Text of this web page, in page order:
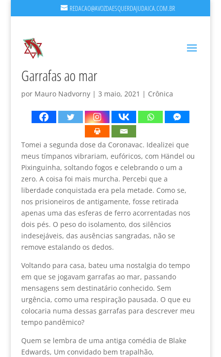
REDACAO@AVOZDAESQUERDAJUDAICA.COM.BR
Garrafas ao mar
por Mauro Nadvorny| 3 maio, 2021 | Crônica
Tomei a segunda dose da Coronavac. Idealizei que
meus tímpanos vibrariam, eufóricos, com Händel ou
Pixinguinha, soltando fogos e celebrando o um a
zero. A coisa foi mais murcha. Percebi que a
liberdade conquistada era pela metade. Como se,
nos prisioneiros de antigamente, fosse retirada
apenas uma das esferas de ferro acorrentadas nos
dois pés. O peso do isolamento, dos silêncios
indesejáveis, das ausências sangradas, não se
remove estalando os dedos.
Voltando para casa, bateu uma nostalgia do tempo
em que se jogavam garrafas ao mar, passando
mensagens sem destinatário conhecido. Sem
urgência, como uma respiração pausada. O que eu
colocaria numa dessas garrafas para descrever meu
tempo pandêmico?
Quem se lembra de uma antiga comédia de Blake
Edwards, Um convidado bem trapalhão,